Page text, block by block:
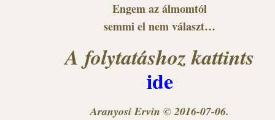
Engem az álmomtól
semmi el nem választ…
A folytatáshoz kattints
ide
Aranyosi Ervin © 2016-07-06.